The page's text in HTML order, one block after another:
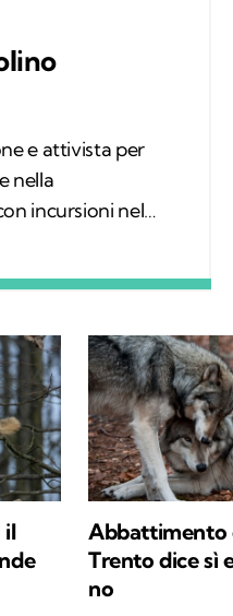
e attivista per
nella
incursioni nel
dove mi sono
mi cimento in
Nella filosofia
valori e un
agile ai problemi
il
Abbattimento
Trento dice sì
no